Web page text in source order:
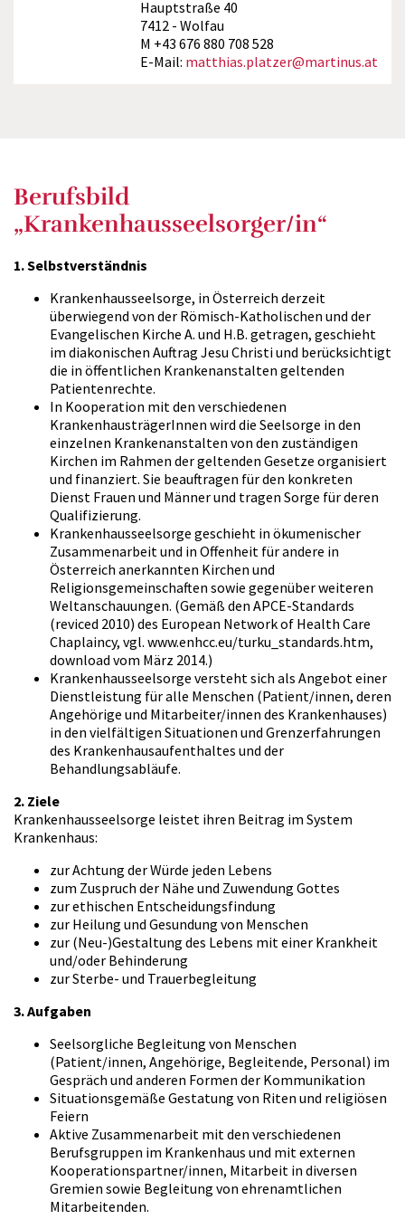
Hauptstraße 40
7412 - Wolfau
M +43 676 880 708 528
E-Mail: matthias.platzer@martinus.at
Berufsbild
„Krankenhausseelsorger/in“
1. Selbstverständnis
Krankenhausseelsorge, in Österreich derzeit
überwiegend von der Römisch-Katholischen und der
Evangelischen Kirche A. und H.B. getragen, geschieht
im diakonischen Auftrag Jesu Christi und berücksichtigt
die in öffentlichen Krankenanstalten geltenden
Patientenrechte.
In Kooperation mit den verschiedenen
KrankenhausträgerInnen wird die Seelsorge in den
einzelnen Krankenanstalten von den zuständigen
Kirchen im Rahmen der geltenden Gesetze organisiert
und finanziert. Sie beauftragen für den konkreten
Dienst Frauen und Männer und tragen Sorge für deren
Qualifizierung.
Krankenhausseelsorge geschieht in ökumenischer
Zusammenarbeit und in Offenheit für andere in
Österreich anerkannten Kirchen und
Religionsgemeinschaften sowie gegenüber weiteren
Weltanschauungen. (Gemäß den APCE-Standards
(reviced 2010) des European Network of Health Care
Chaplaincy, vgl. www.enhcc.eu/turku_standards.htm,
download vom März 2014.)
Krankenhausseelsorge versteht sich als Angebot einer
Dienstleistung für alle Menschen (Patient/innen, deren
Angehörige und Mitarbeiter/innen des Krankenhauses)
in den vielfältigen Situationen und Grenzerfahrungen
des Krankenhausaufenthaltes und der
Behandlungsabläufe.
2. Ziele
Krankenhausseelsorge leistet ihren Beitrag im System
Krankenhaus:
zur Achtung der Würde jeden Lebens
zum Zuspruch der Nähe und Zuwendung Gottes
zur ethischen Entscheidungsfindung
zur Heilung und Gesundung von Menschen
zur (Neu-)Gestaltung des Lebens mit einer Krankheit
und/oder Behinderung
zur Sterbe- und Trauerbegleitung
3. Aufgaben
Seelsorgliche Begleitung von Menschen
(Patient/innen, Angehörige, Begleitende, Personal) im
Gespräch und anderen Formen der Kommunikation
Situationsgemäße Gestatung von Riten und religiösen
Feiern
Aktive Zusammenarbeit mit den verschiedenen
Berufsgruppen im Krankenhaus und mit externen
Kooperationspartner/innen, Mitarbeit in diversen
Gremien sowie Begleitung von ehrenamtlichen
Mitarbeitenden.